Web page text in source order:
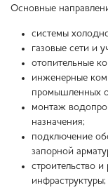
Основные
системы
газовые сети и
отопительные
инженерные
промышленных
монтаж
назначения;
подключение
запорной
строительство
инфраструктуры;